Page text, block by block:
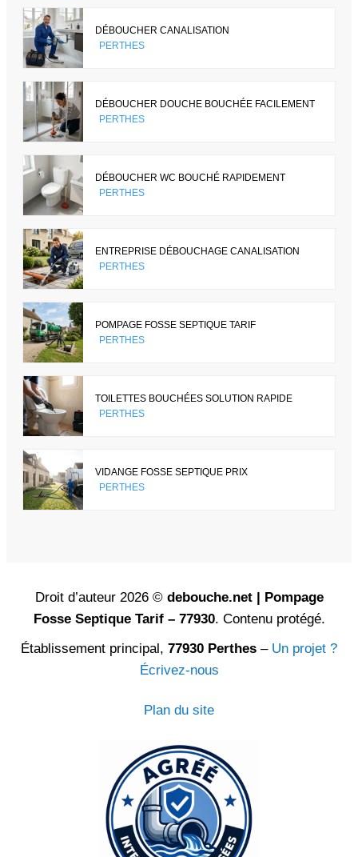
DÉBOUCHER CANALISATION
PERTHES
DÉBOUCHER DOUCHE BOUCHÉE FACILEMENT
PERTHES
DÉBOUCHER WC BOUCHÉ RAPIDEMENT
PERTHES
ENTREPRISE DÉBOUCHAGE CANALISATION
PERTHES
POMPAGE FOSSE SEPTIQUE TARIF
PERTHES
TOILETTES BOUCHÉES SOLUTION RAPIDE
PERTHES
VIDANGE FOSSE SEPTIQUE PRIX
PERTHES
Droit d’auteur 2026 © debouche.net | Pompage
Fosse Septique Tarif – 77930. Contenu protégé.
Établissement principal, 77930 Perthes – Un projet ?
Écrivez-nous
Plan du site